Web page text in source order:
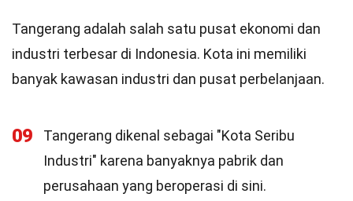
Tangerang adalah salah satu pusat ekonomi dan
industri terbesar di Indonesia. Kota ini memiliki
banyak kawasan industri dan pusat perbelanjaan.
09
Tangerang dikenal sebagai "Kota Seribu
Industri" karena banyaknya pabrik dan
perusahaan yang beroperasi di sini.